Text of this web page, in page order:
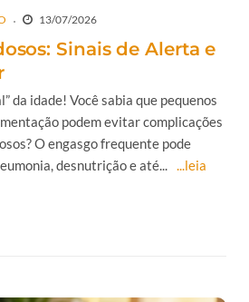
13/07/2026
Sinais de Alerta e
da idade! Você sabia que pequenos
podem evitar complicações
O engasgo frequente pode
desnutrição e até...
...leia